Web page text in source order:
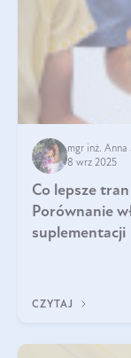
mgr inż. Anna
8 wrz 2025
Co lepsze
Porównanie
suplementacji
CZYTAJ